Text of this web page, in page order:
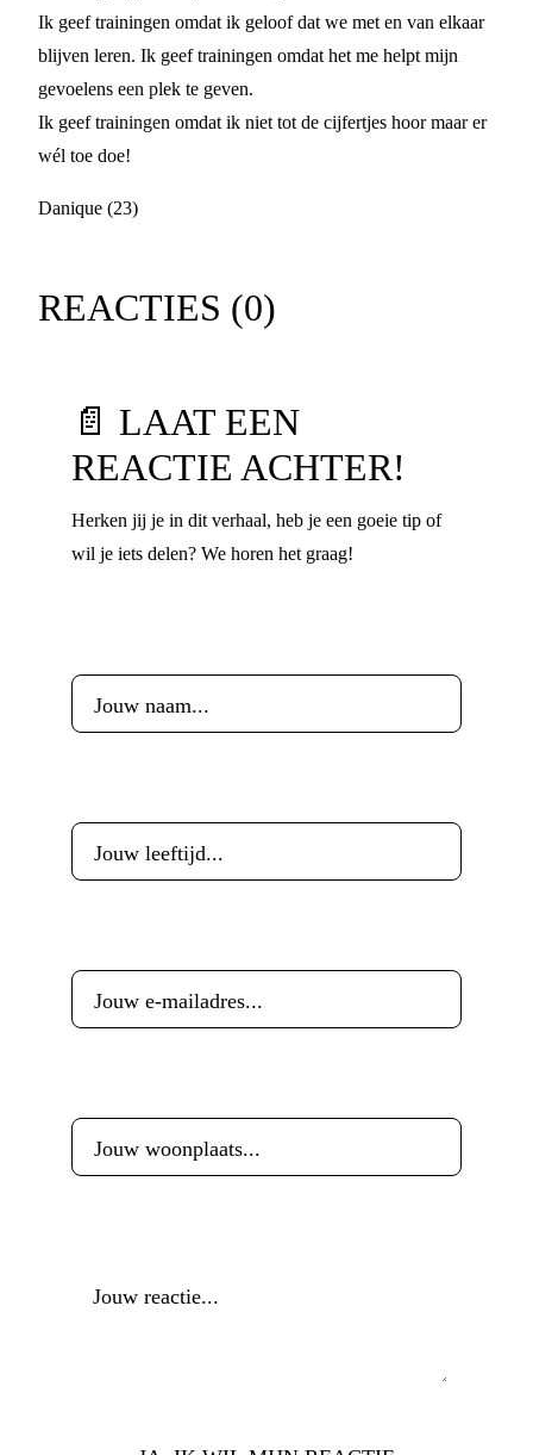
Ik geef trainingen omdat ik geloof dat we met en van elkaar
blijven leren. Ik geef trainingen omdat het me helpt mijn
gevoelens een plek te geven.
Ik geef trainingen omdat ik niet tot de cijfertjes hoor maar er
wél toe doe!
Danique (23)
REACTIES (0)
📄 LAAT EEN
REACTIE ACHTER!
Herken jij je in dit verhaal, heb je een goeie tip of
wil je iets delen? We horen het graag!